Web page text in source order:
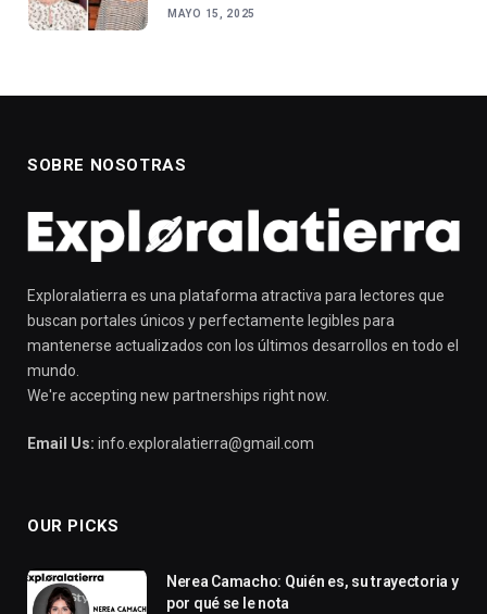
MAYO 15, 2025
SOBRE NOSOTRAS
Exploralatierra es una plataforma atractiva para lectores que
buscan portales únicos y perfectamente legibles para
mantenerse actualizados con los últimos desarrollos en todo el
mundo.
We're accepting new partnerships right now.
Email Us: info.exploralatierra@gmail.com
OUR PICKS
Nerea Camacho: Quién es, su trayectoria y
por qué se le nota